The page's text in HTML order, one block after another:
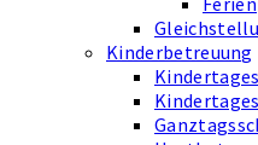
Kinderbetreuung